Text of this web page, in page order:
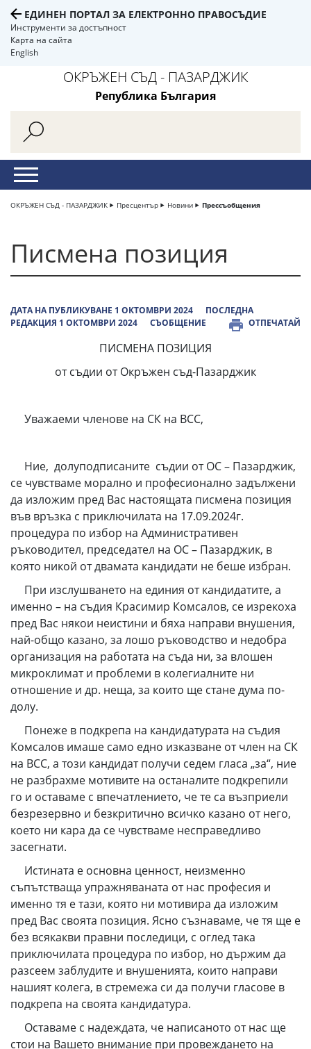
ЕДИНЕН ПОРТАЛ ЗА ЕЛЕКТРОННО ПРАВОСЪДИЕ
Инструменти за достъпност
Карта на сайта
English
ОКРЪЖЕН СЪД - ПАЗАРДЖИК
Република България
ОКРЪЖЕН СЪД - ПАЗАРДЖИК Пресцентър Новини Прессъобщения
Писмена позиция
ДАТА НА ПУБЛИКУВАНЕ 1 ОКТОМВРИ 2024
ПОСЛЕДНА
РЕДАКЦИЯ 1 ОКТОМВРИ 2024
СЪОБЩЕНИЕ ОТПЕЧАТАЙ
ПИСМЕНА ПОЗИЦИЯ
от съдии от Окръжен съд-Пазарджик
Уважаеми членове на СК на ВСС,
Ние, долуподписаните съдии от ОС – Пазарджик,
се чувстваме морално и професионално задължени
да изложим пред Вас настоящата писмена позиция
във връзка с приключилата на 17.09.2024г.
процедура по избор на Административен
ръководител, председател на ОС – Пазарджик, в
която никой от двамата кандидати не беше избран.
При изслушването на единия от кандидатите, а
именно – на съдия Красимир Комсалов, се изрекоха
пред Вас някои неистини и бяха направи внушения,
най-общо казано, за лошо ръководство и недобра
организация на работата на съда ни, за влошен
микроклимат и проблеми в колегиалните ни
отношение и др. неща, за които ще стане дума по-
долу.
Понеже в подкрепа на кандидатурата на съдия
Комсалов имаше само едно изказване от член на СК
на ВСС, а този кандидат получи седем гласа „за“, ние
не разбрахме мотивите на останалите подкрепили
го и оставаме с впечатлението, че те са възприели
безрезервно и безкритично всичко казано от него,
което ни кара да се чувстваме несправедливо
засегнати.
Истината е основна ценност, неизменно
съпътстваща упражняваната от нас професия и
именно тя е тази, която ни мотивира да изложим
пред Вас своята позиция. Ясно съзнаваме, че тя ще е
без всякакви правни последици, с оглед така
приключилата процедура по избор, но държим да
разсеем заблудите и внушенията, които направи
нашият колега, в стремежа си да получи гласове в
подкрепа на своята кандидатура.
Оставаме с надеждата, че написаното от нас ще
стои на Вашето внимание при провеждането на